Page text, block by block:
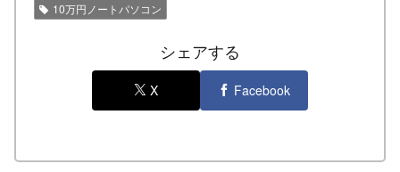
10万円ノートパソコン
シェアする
X Facebook